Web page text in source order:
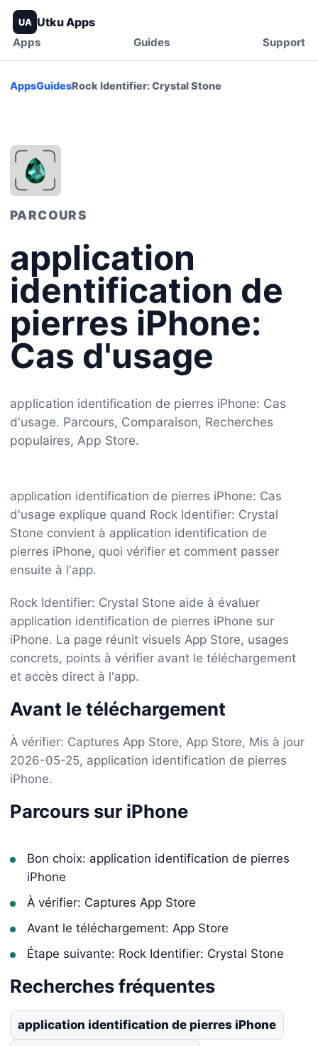
UA Utku Apps
Apps Guides Support
AppsGuidesRock Identifier: Crystal Stone
PARCOURS
application
identification de
pierres iPhone:
Cas d'usage
application identification de pierres iPhone: Cas
d'usage. Parcours, Comparaison, Recherches
populaires, App Store.
application identification de pierres iPhone: Cas
d'usage explique quand Rock Identifier: Crystal
Stone convient à application identification de
pierres iPhone, quoi vérifier et comment passer
ensuite à l'app.
Rock Identifier: Crystal Stone aide à évaluer
application identification de pierres iPhone sur
iPhone. La page réunit visuels App Store, usages
concrets, points à vérifier avant le téléchargement
et accès direct à l'app.
Avant le téléchargement
À vérifier: Captures App Store, App Store, Mis à jour
2026-05-25, application identification de pierres
iPhone.
Parcours sur iPhone
Bon choix: application identification de pierres
iPhone
À vérifier: Captures App Store
Avant le téléchargement: App Store
Étape suivante: Rock Identifier: Crystal Stone
Recherches fréquentes
application identification de pierres iPhone